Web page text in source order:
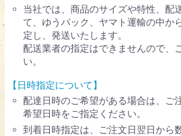
当社では、商品のサイズや特性、配
て、ゆうパック、ヤマト運輸の中か
定し、発送いたします。
配送業者の指定はできませんので、
い。
【日時指定について】
配達日時のご希望がある場合は、ご
希望日時をご指定ください。
到着日時指定は、ご注文日翌日か